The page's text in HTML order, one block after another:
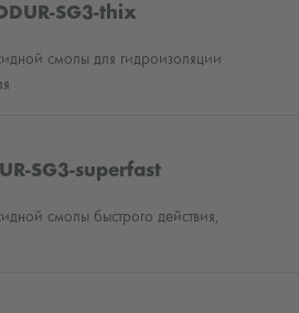
SG3-thix
смолы для гидроизоляции
SG3-superfast
смолы быстрого действия,